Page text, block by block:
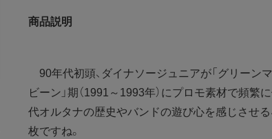
商品説明
90年代初頭、ダイナソージュニアが「グリーン
ビーン」期（1991～1993年）にプロモ素材で頻繁
代オルタナの歴史やバンドの遊び心を感じさせる
枚ですね。